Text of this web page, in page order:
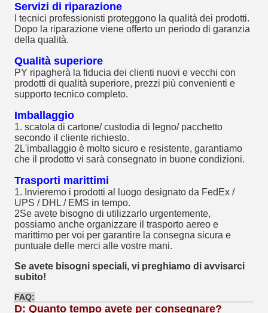
Servizi di riparazione
I tecnici professionisti proteggono la qualità dei prodotti.
Dopo la riparazione viene offerto un periodo di garanzia
della qualità.
Qualità superiore
PY ripagherà la fiducia dei clienti nuovi e vecchi con
prodotti di qualità superiore, prezzi più convenienti e
supporto tecnico completo.
Imballaggio
1. scatola di cartone/ custodia di legno/ pacchetto
secondo il cliente richiesto.
2L'imballaggio è molto sicuro e resistente, garantiamo
che il prodotto vi sarà consegnato in buone condizioni.
Trasporti marittimi
1. Invieremo i prodotti al luogo designato da FedEx /
UPS / DHL / EMS in tempo.
2Se avete bisogno di utilizzarlo urgentemente,
possiamo anche organizzare il trasporto aereo e
marittimo per voi per garantire la consegna sicura e
puntuale delle merci alle vostre mani.
Se avete bisogni speciali, vi preghiamo di avvisarci
subito!
FAQ:
D: Quanto tempo avete per consegnare?